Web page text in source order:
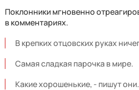
Поклонники мгновенно
в комментариях.
В крепких отцовских руках
Самая сладкая парочка в мире.
Какие хорошенькие, - пишут они.